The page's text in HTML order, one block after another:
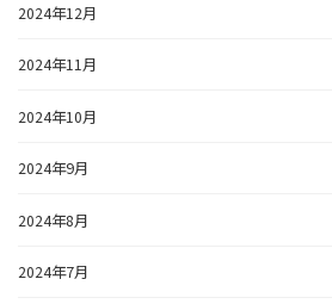
2024年12月
2024年11月
2024年10月
2024年9月
2024年8月
2024年7月